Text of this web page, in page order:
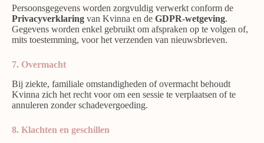
Persoonsgegevens worden zorgvuldig verwerkt conform de
Privacyverklaring van Kvinna en de GDPR-wetgeving.
Gegevens worden enkel gebruikt om afspraken op te volgen of,
mits toestemming, voor het verzenden van nieuwsbrieven.
7. Overmacht
Bij ziekte, familiale omstandigheden of overmacht behoudt
Kvinna zich het recht voor om een sessie te verplaatsen of te
annuleren zonder schadevergoeding.
8. Klachten en geschillen